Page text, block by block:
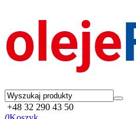
+48 32 290 43 50